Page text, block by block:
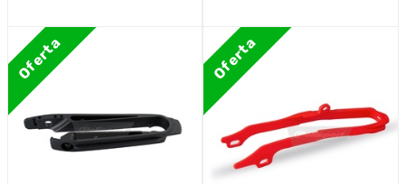
Oferta Oferta